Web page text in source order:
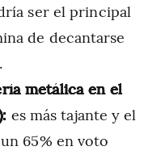
ser el principal
de decantarse
metálica en el
es más tajante y el
65% en voto